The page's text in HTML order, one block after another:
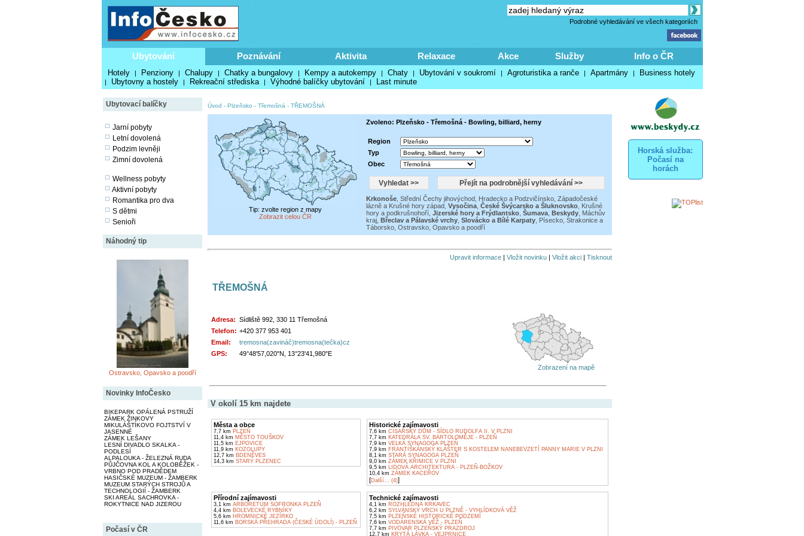
Podrobné vyhledávání ve všech kategoriích
Ubytování Poznávání Aktivita Relaxace Akce Služby Info o ČR
Hotely | Penziony | Chalupy | Chatky a bungalovy | Kempy a autokempy | Chaty | Ubytování v soukromí | Agroturistika a ranče | Apartmány | Business hotely
| Ubytovny a hostely | Rekreační střediska | Výhodné balíčky ubytování | Last minute
Ubytovací balíčky
Jarní pobyty
Letní dovolená
Podzim levněji
Zimní dovolená
Wellness pobyty
Aktivní pobyty
Romantika pro dva
S dětmi
Senioři
Náhodný tip
Ostravsko, Opavsko a poodří
Novinky InfoČesko
BIKEPARK OPÁLENÁ PSTRUŽÍ
ZÁMEK ŽINKOVY
MIKULÁŠTÍKOVO FOJTSTVÍ V
JASENNÉ
ZÁMEK LEŠANY
LESNÍ DIVADLO SKALKA -
PODLESÍ
ALPALOUKA - ŽELEZNÁ RUDA
PŮJČOVNA KOL A KOLOBĚŽEK -
VRBNO POD PRADĚDEM
HASIČSKÉ MUZEUM - ŽAMBERK
MUZEUM STARÝCH STROJŮ A
TECHNOLOGIÍ - ŽAMBERK
SKI AREÁL SACHROVKA -
ROKYTNICE NAD JIZEROU
Počasí v ČR
Horská služba:
Počasí na
horách
Úvod - Plzeňsko - Třemošná - TŘEMOŠNÁ
Tip: zvolte region z mapy
Zobrazit celou ČR
Zvoleno: Plzeňsko - Třemošná - Bowling, billiard, herny
Region
Typ
Obec
Krkonoše, Střední Čechy jihovýchod, Hradecko a Podzvičínsko, Západočeské
lázně a Krušné hory západ, Vysočina, České Švýcarsko a Šluknovsko, Krušné
hory a podkrušnohoří, Jizerské hory a Frýdlantsko, Šumava, Beskydy, Máchův
kraj, Břeclav a Pálavské vrchy, Slovácko a Bílé Karpaty, Písecko, Strakonice a
Táborsko, Ostravsko, Opavsko a poodří
Upravit informace| Vložit novinku| Vložit akci| Tisknout
TŘEMOŠNÁ
Adresa: Sídliště 992, 330 11 Třemošná
Telefon: +420 377 953 401
Email:
tremosna(zavináč)tremosna(tečka)cz
GPS:
49°48'57,020"N, 13°23'41,980"E
Zobrazení na mapě
V okolí 15 km najdete
Města a obce
7,7 km PLZEŇ
11,4 km MĚSTO TOUŠKOV
11,5 km EJPOVICE
11,9 km KOZOLUPY
12,7 km BDENĚVES
14,3 km STARÝ PLZENEC
Historické zajímavosti
7,6 km CÍSAŘSKÝ DŮM - SÍDLO RUDOLFA II. V PLZNI
7,7 km KATEDRÁLA SV. BARTOLOMĚJE - PLZEŇ
7,9 km VELKÁ SYNAGOGA PLZEŇ
7,9 km FRANTIŠKÁNSKÝ KLÁŠTER S KOSTELEM NANEBEVZETÍ PANNY MARIE V PLZNI
8,1 km STARÁ SYNAGOGA PLZEŇ
9,0 km ZÁMEK KŘIMICE V PLZNI
9,5 km LIDOVÁ ARCHITEKTURA - PLZEŇ-BOŽKOV
10,4 km ZÁMEK KACEŘOV
[Další... (4)]
Přírodní zajímavosti
3,1 km ARBORETUM SOFRONKA PLZEŇ
4,4 km BOLEVECKÉ RYBNÍKY
5,6 km HROMNICKÉ JEZÍRKO
11,6 km BORSKÁ PŘEHRADA (ČESKÉ ÚDOLÍ) - PLZEŇ
Technické zajímavosti
4,1 km ROZHLEDNA KRKAVEC
6,2 km SYLVÁNSKÝ VRCH U PLZNĚ - VYHLÍDKOVÁ VĚŽ
7,5 km PLZEŇSKÉ HISTORICKÉ PODZEMÍ
7,6 km VODÁRENSKÁ VĚŽ - PLZEŇ
7,7 km PIVOVAR PLZEŇSKÝ PRAZDROJ
12,7 km KRYTÁ LÁVKA - VEJPRNICE